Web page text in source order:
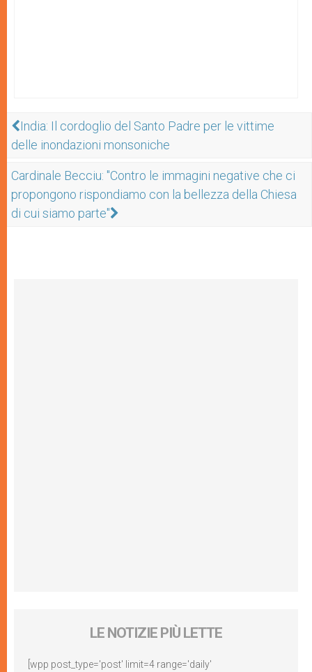
India: Il cordoglio del Santo Padre per le vittime
delle inondazioni monsoniche
Cardinale Becciu: "Contro le immagini negative che ci
propongono rispondiamo con la bellezza della Chiesa
di cui siamo parte"
LE NOTIZIE PIÙ LETTE
[wpp post_type='post' limit=4 range='daily'